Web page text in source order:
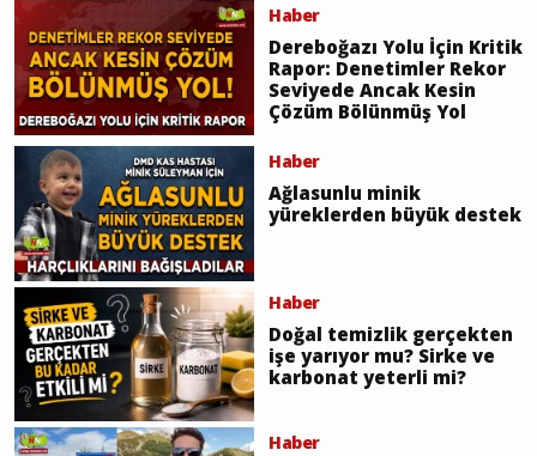
Haber
Dereboğazı Yolu İçin Kritik
Rapor: Denetimler Rekor
Seviyede Ancak Kesin
Çözüm Bölünmüş Yol
Haber
Ağlasunlu minik
yüreklerden büyük destek
Haber
Doğal temizlik gerçekten
işe yarıyor mu? Sirke ve
karbonat yeterli mi?
Haber